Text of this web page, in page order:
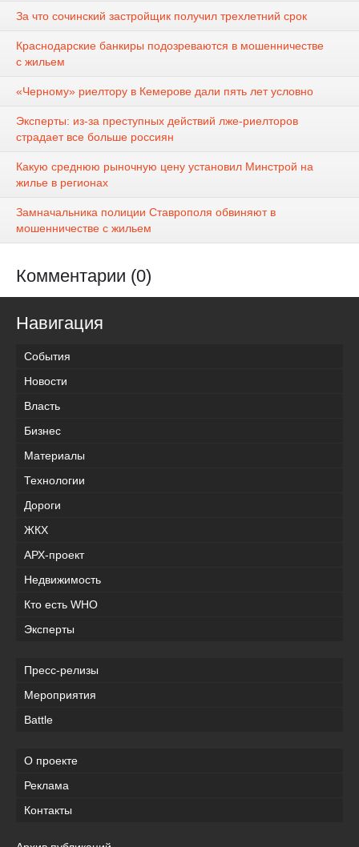
За что сочинский застройщик получил трехлетний срок
Краснодарские банкиры подозреваются в мошенничестве
с жильем
«Черному» риелтору в Кемерове дали пять лет условно
Эксперты: из-за преступных действий лже-риелторов
страдает все больше россиян
Какую среднюю рыночную цену установил Минстрой на
жилье в регионах
Замначальника полиции Ставрополя обвиняют в
мошенничестве с жильем
Комментарии (0)
Навигация
События
Новости
Власть
Бизнес
Материалы
Технологии
Дороги
ЖКХ
АРХ-проект
Недвижимость
Кто есть WHO
Эксперты
Пресс-релизы
Мероприятия
Battle
О проекте
Реклама
Контакты